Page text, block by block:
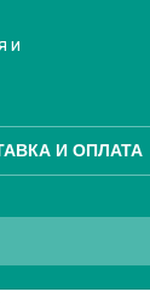
и
И ОПЛАТА